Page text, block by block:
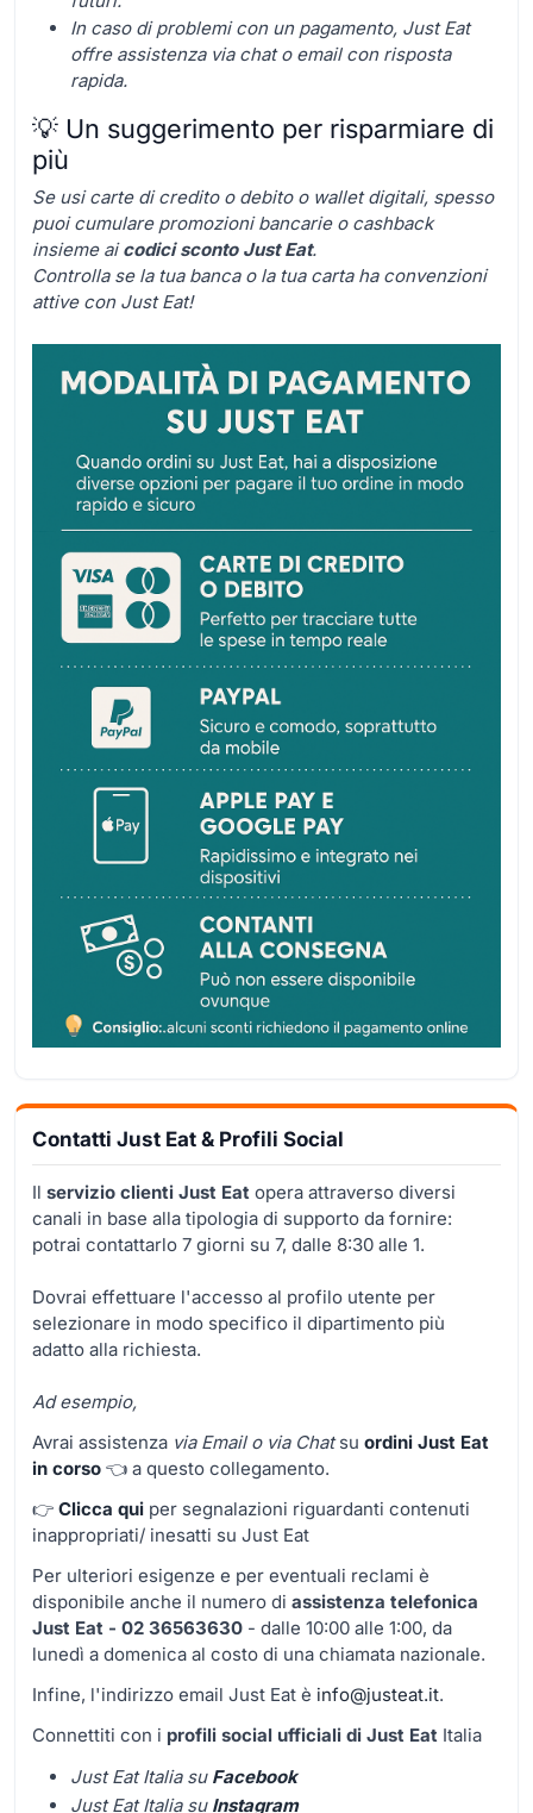
In caso di problemi con un pagamento, Just Eat
offre assistenza via chat o email con risposta
rapida.
💡 Un suggerimento per risparmiare di
più
Se usi carte di credito o debito o wallet digitali, spesso
puoi cumulare promozioni bancarie o cashback
insieme aicodici sconto Just Eat.
Controlla se la tua banca o la tua carta ha convenzioni
attive con Just Eat!
Contatti Just Eat & Profili Social
Il servizio clienti Just Eat opera attraverso diversi
canali in base alla tipologia di supporto da fornire:
potrai contattarlo 7 giorni su 7, dalle 8:30 alle 1.
Dovrai effettuare l'accesso al profilo utente per
selezionare in modo specifico il dipartimento più
adatto alla richiesta.
Ad esempio,
Avrai assistenza via Email o via Chatsu ordini Just Eat
in corso 👈 a questo collegamento.
👉 Clicca qui per segnalazioni riguardanti contenuti
inappropriati/ inesatti su Just Eat
Per ulteriori esigenze e per eventuali reclami è
disponibile anche il numero di assistenza telefonica
Just Eat - 02 36563630 - dalle 10:00 alle 1:00, da
lunedì a domenica al costo di una chiamata nazionale.
Infine, l'indirizzo email Just Eat è info@justeat.it.
Connettiti con i profili social ufficiali di Just Eat Italia
Just Eat Italia su Facebook
Just Eat Italia su Instagram